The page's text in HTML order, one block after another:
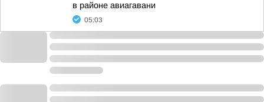
в районе авиагавани
05:03